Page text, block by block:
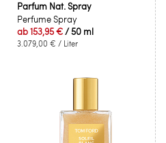
Parfum Nat. Spray
Perfume Spray
ab153,95 €/ 50 ml
3.079,00 € / Liter